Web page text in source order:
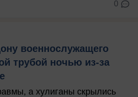
0
военнослужащего
трубой ночью из-за
а хулиганы скрылись